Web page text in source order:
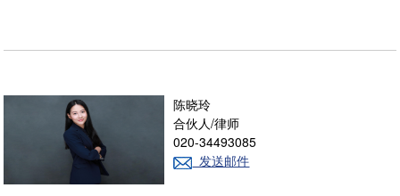
陈晓玲
合伙人/律师
020-34493085
发送邮件